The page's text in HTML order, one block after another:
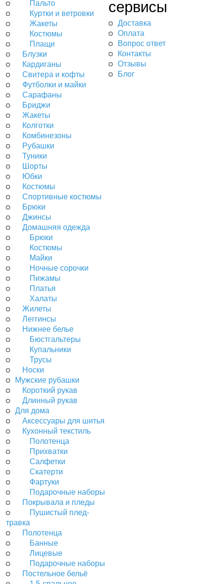
Пальто
Куртки и ветровки
Жакеты
Костюмы
Плащи
Блузки
Кардиганы
Свитера и кофты
Футболки и майки
Сарафаны
Бриджи
Жакеты
Колготки
Комбинезоны
Рубашки
Туники
Шорты
Юбки
Костюмы
Спортивные костюмы
Брюки
Джинсы
Домашняя одежда
Брюки
Костюмы
Майки
Ночные сорочки
Пижамы
Платья
Халаты
Жилеты
Леггинсы
Нижнее белье
Бюстгальтеры
Купальники
Трусы
Носки
Мужские рубашки
Короткий рукав
Длинный рукав
Для дома
Аксессуары для шитья
Кухонный текстиль
Полотенца
Прихватки
Салфетки
Скатерти
Фартуки
Подарочные наборы
Покрывала и пледы
Пушистый плед-
травка
Полотенца
Банные
Лицевые
Подарочные наборы
Постельное бельё
сервисы
Доставка
Оплата
Вопрос ответ
Контакты
Отзывы
Блог